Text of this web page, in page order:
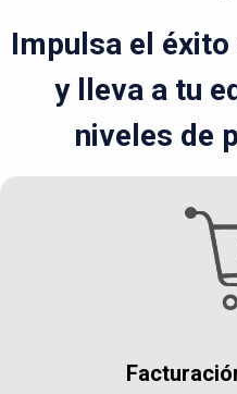
Impulsa el
y lleva a tu
niveles de